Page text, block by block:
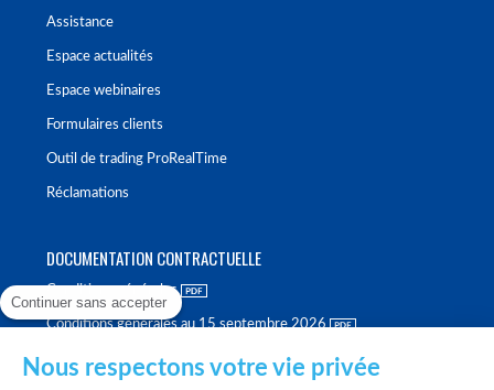
Assistance
Espace actualités
Espace webinaires
Formulaires clients
Outil de trading ProRealTime
Réclamations
DOCUMENTATION CONTRACTUELLE
Conditions générales
Conditions générales au 15 septembre 2026
Continuer sans accepter
Nous respectons votre vie privée